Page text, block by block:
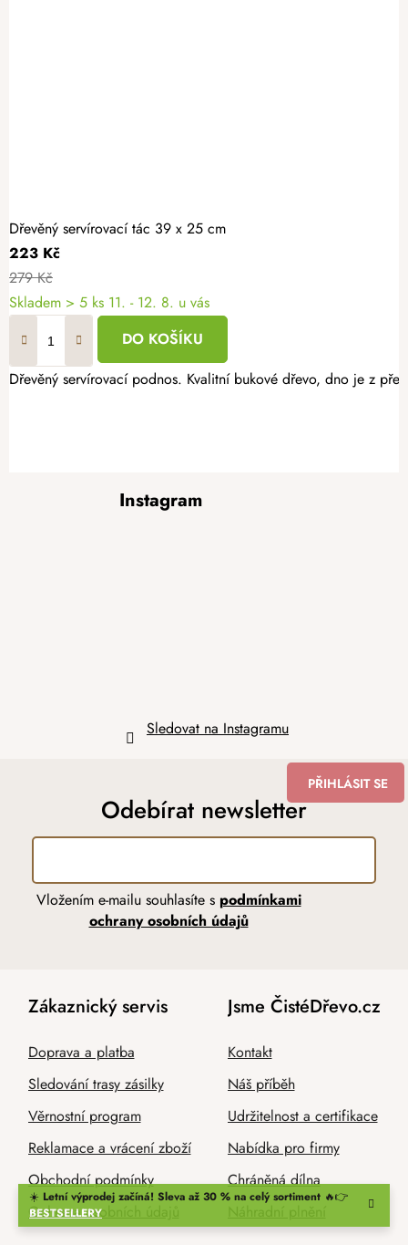
☀️ Letní výprodej začíná! Sleva až 30 % na celý sortiment 🔥👉
BESTSELLERY
Dřevěný servírovací tác 39 x 25 cm
223 Kč
279 Kč
Skladem > 5 ks 11. - 12. 8. u vás
DO KOŠÍKU
Dřevěný servírovací podnos. Kvalitní bukové dřevo, dno je z
Instagram
Sledovat na Instagramu
Odebírat newsletter
Vložením e-mailu souhlasíte s podmínkami
ochrany osobních údajů
PŘIHLÁSIT SE
Zákaznický servis
Doprava a platba
Sledování trasy zásilky
Věrnostní program
Reklamace a vrácení zboží
Obchodní podmínky
Ochrana osobních údajů
Jsme ČistéDřevo.cz
Kontakt
Náš příběh
Udržitelnost a certifikace
Nabídka pro firmy
Chráněná dílna